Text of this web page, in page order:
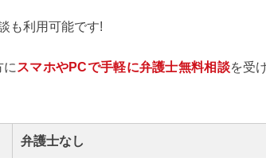
も利用可能です!
スマホやPCで手軽に弁護士無料相談を受
弁護士なし